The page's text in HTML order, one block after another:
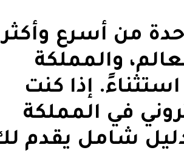
من أسرع وأكثر
والمملكة
إذا كنت
في المملكة
دليل شامل يقدم